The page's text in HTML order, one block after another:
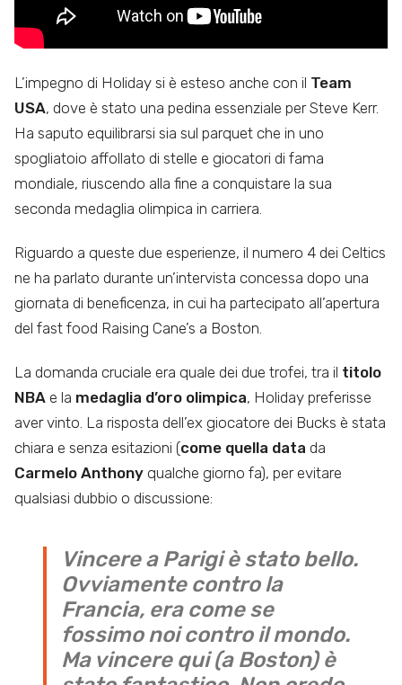
L’impegno di Holiday si è esteso anche con il Team
USA, dove è stato una pedina essenziale per Steve Kerr.
Ha saputo equilibrarsi sia sul parquet che in uno
spogliatoio affollato di stelle e giocatori di fama
mondiale, riuscendo alla fine a conquistare la sua
seconda medaglia olimpica in carriera.
Riguardo a queste due esperienze, il numero 4 dei Celtics
ne ha parlato durante un’intervista concessa dopo una
giornata di beneficenza, in cui ha partecipato all’apertura
del fast food Raising Cane’s a Boston.
La domanda cruciale era quale dei due trofei, tra il titolo
NBA e la medaglia d’oro olimpica, Holiday preferisse
aver vinto. La risposta dell’ex giocatore dei Bucks è stata
chiara e senza esitazioni (come quella data da
Carmelo Anthony qualche giorno fa), per evitare
qualsiasi dubbio o discussione:
Vincere a Parigi è stato bello.
Ovviamente contro la
Francia, era come se
fossimo noi contro il mondo.
Ma vincere qui (a Boston) è